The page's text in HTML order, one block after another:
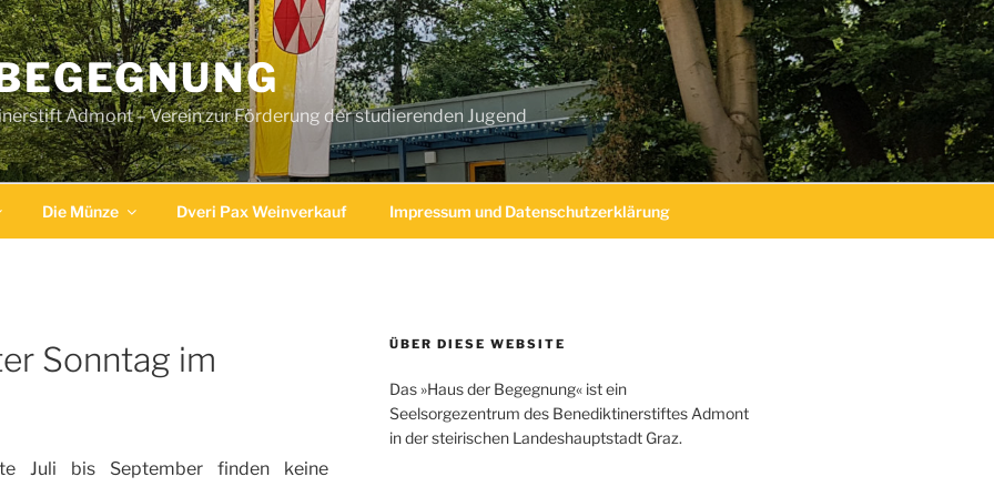
Admont – Verein zur Förderung der studierenden Jugend
Die Münze Dveri Pax Weinverkauf Impressum und Datenschutzerklärung
Sonntag im
Juli bis September finden keine
ÜBER DIESE WEBSITE
Das »Haus der Begegnung« ist ein
Seelsorgezentrum des Benediktinerstiftes Admont
in der steirischen Landeshauptstadt Graz.